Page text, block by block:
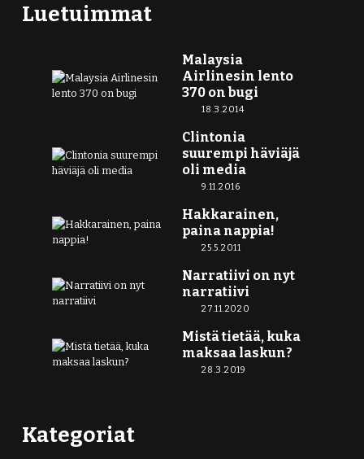
Luetuimmat
Malaysia
Airlinesin lento
370 on bugi
18.3.2014
Clintonia
suurempi häviäjä
oli media
9.11.2016
Hakkarainen,
paina nappia!
25.5.2011
Narratiivi on nyt
narratiivi
27.11.2020
Mistä tietää, kuka
maksaa laskun?
28.3.2019
Kategoriat